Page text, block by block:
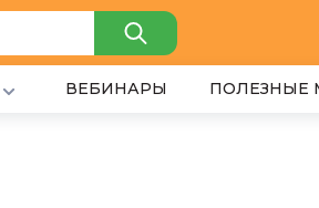
ВЕБИНАРЫ ПОЛЕЗНЫЕ